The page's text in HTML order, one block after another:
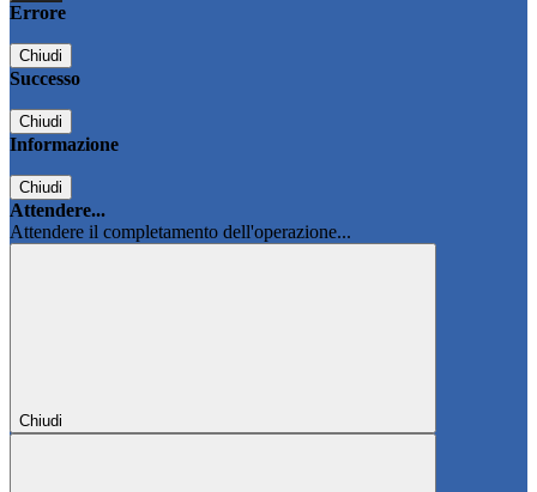
Errore
Chiudi
Successo
Chiudi
Informazione
Chiudi
Attendere...
Attendere il completamento dell'operazione...
Chiudi